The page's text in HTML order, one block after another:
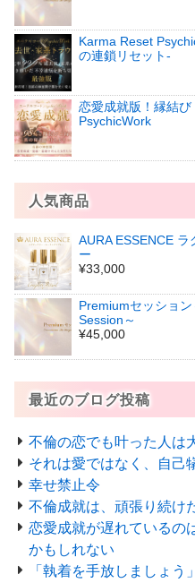
Karma Reset
の連鎖リセット‐
恋愛成就版！縁結
PsychicWork
人気商品
AURA ESSENCE
ー
¥33,000
Premiumセッショ
Session～
¥45,000
最近のブログ投稿
不倫の恋でも叶った人は
それは愛ではなく、自己
幸せ禁止令
不倫成就は、頑張り続け
恋愛成就が遅れているの
かもしれない
「執着を手放しましょう